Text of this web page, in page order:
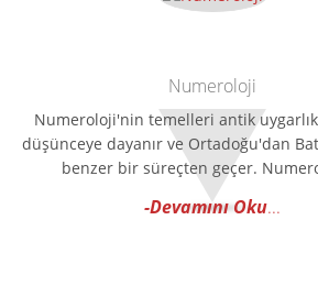
Numeroloji
Numeroloji'nin temelleri antik
düşünceye dayanır ve Ortadoğu'dan
benzer bir süreçten geçer.
-Devamını Oku...